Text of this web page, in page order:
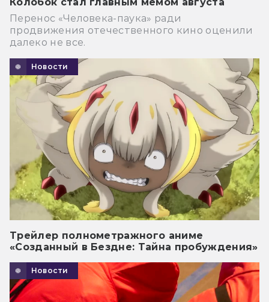
Перенос «Человека-паука» ради
продвижения отечественного кино оценили
далеко не все.
Новости
Трейлер полнометражного аниме
«Созданный в Бездне: Тайна пробуждения»
Новости